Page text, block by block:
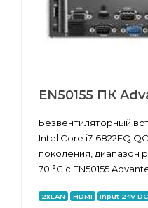
EN50155 ПК
Безвентиляторный
Intel Core i7-6822EQ
поколения, диапазон
70 °C с EN50155
2xLAN HDMI Input 24V DC